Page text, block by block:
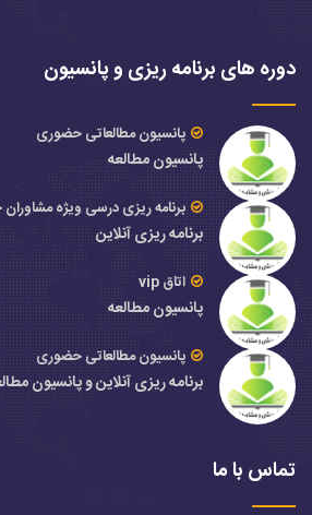
دوره های برنامه ریزی و پانسیون
پانسیون مطالعاتی حضوری
پانسیون مطالعه
برنامه ریزی درسی ویژه
برنامه ریزی آنلاین
اتاق vip
پانسیون مطالعه
پانسیون مطالعاتی حضوری
برنامه ریزی آنلاین و پانسیون
تماس با ما